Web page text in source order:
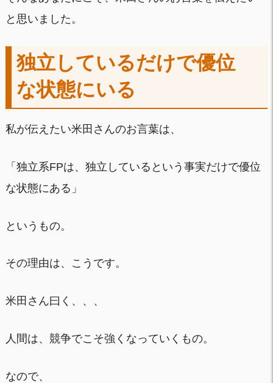
と思いました。
独立しているだけで優位
な状態にいる
私が伝えたい米田さんのお言葉は、
「独立系FPは、独立しているという事実だけで優位
な状態にある」
というもの。
その理由は、こうです。
米田さん曰く、、、
人間は、競争でこそ強くなっていくもの。
なので、